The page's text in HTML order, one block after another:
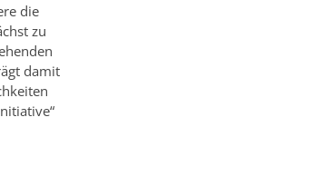
die
zu
damit